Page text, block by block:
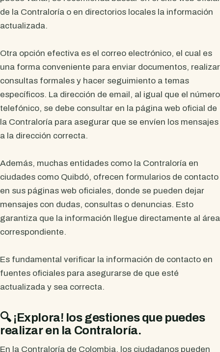
de la Contraloría o en directorios locales la información
actualizada.
Otra opción efectiva es el correo electrónico, el cual es
una forma conveniente para enviar documentos, realizar
consultas formales y hacer seguimiento a temas
específicos. La dirección de email, al igual que el número
telefónico, se debe consultar en la página web oficial de
la Contraloría para asegurar que se envíen los mensajes
a la dirección correcta.
Además, muchas entidades como la Contraloría en
ciudades como Quibdó, ofrecen formularios de contacto
en sus páginas web oficiales, donde se pueden dejar
mensajes con dudas, consultas o denuncias. Esto
garantiza que la información llegue directamente al área
correspondiente.
Es fundamental verificar la información de contacto en
fuentes oficiales para asegurarse de que esté
actualizada y sea correcta.
🔍 ¡Explora! los gestiones que puedes
realizar en la Contraloría.
En la Contraloría de Colombia, los ciudadanos pueden